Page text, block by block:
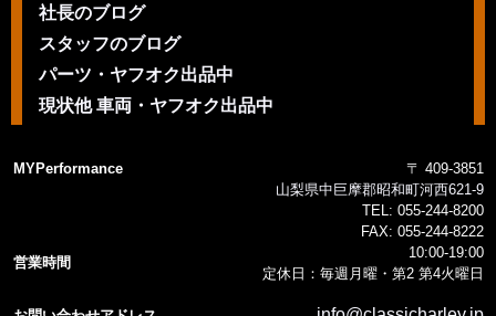
社長のブログ
スタッフのブログ
パーツ・ヤフオク出品中
現状他 車両・ヤフオク出品中
MYPerformance
〒 409-3851
山梨県中巨摩郡昭和町河西621-9
TEL: 055-244-8200
FAX: 055-244-8222
営業時間
10:00-19:00
定休日：毎週月曜・第2 第4火曜日